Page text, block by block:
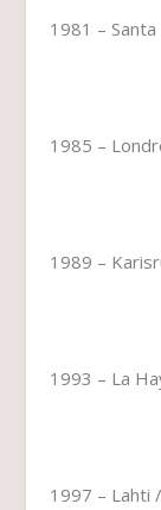
1981 –
1985 –
1989 –
1993 – La
1997 – Lahti